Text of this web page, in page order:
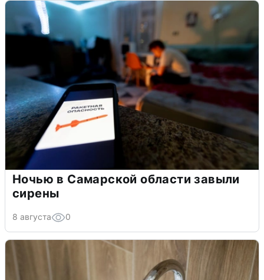
Ночью в Самарской области завыли
сирены
8 августа 0